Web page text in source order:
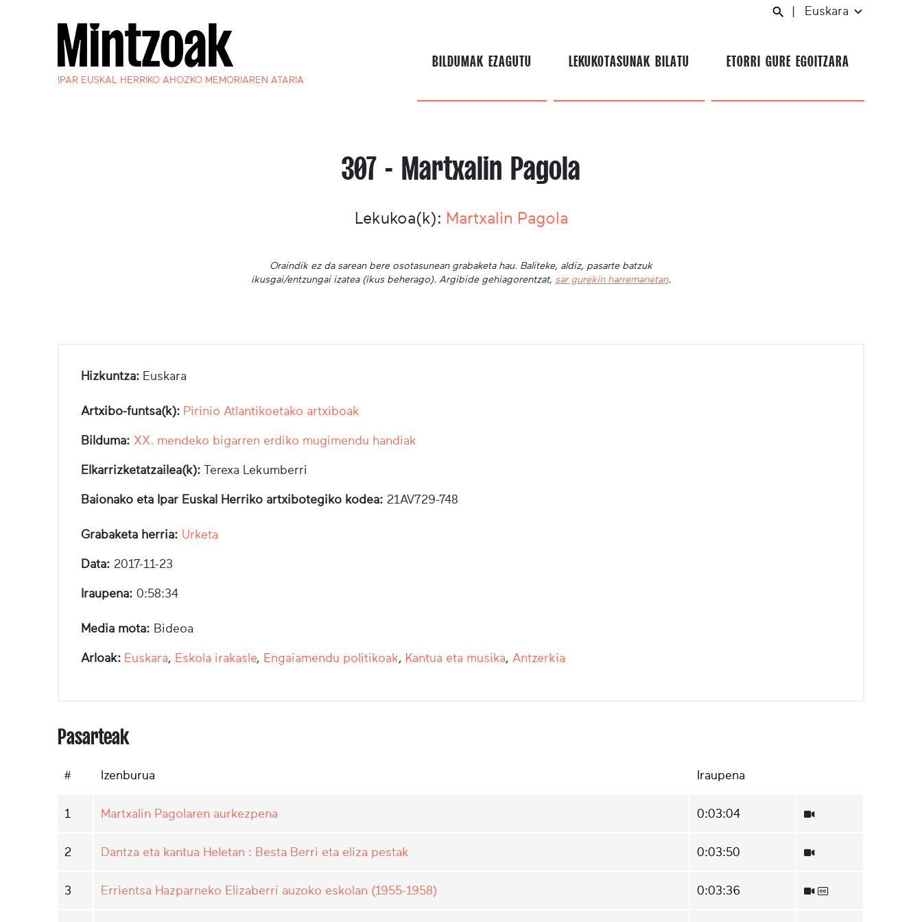
IPAR EUSKAL HERRIKO AHOZKO MEMORIAREN ATARIA
Euskara
BILDUMAK EZAGUTU LEKUKOTASUNAK BILATU ETORRI GURE EGOITZARA
307 - Martxalin Pagola
Lekukoa(k): Martxalin Pagola
Oraindik ez da sarean bere osotasunean grabaketa hau. Baliteke, aldiz, pasarte batzuk
ikusgai/entzungai izatea (ikus beherago). Argibide gehiagorentzat, sar gurekin harremanetan.
Hizkuntza: Euskara
Artxibo-funtsa(k): Pirinio Atlantikoetako artxiboak
Bilduma: XX. mendeko bigarren erdiko mugimendu handiak
Elkarrizketatzailea(k): Terexa Lekumberri
Baionako eta Ipar Euskal Herriko artxibotegiko kodea: 21AV729-748
Grabaketa herria: Urketa
Data: 2017-11-23
Iraupena: 0:58:34
Media mota: Bideoa
Arloak: Euskara, Eskola irakasle, Engaiamendu politikoak, Kantua eta musika, Antzerkia
Pasarteak
# Izenburua Iraupena
1 Martxalin Pagolaren aurkezpena 0:03:04
2 Dantza eta kantua Heletan : Besta Berri eta eliza pestak 0:03:50
3 Errientsa Hazparneko Elizaberri auzoko eskolan (1955-1958) 0:03:36